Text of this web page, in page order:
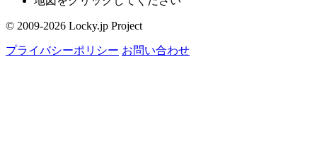
© 2009-2026 Locky.jp Project
プライバシーポリシー お問い合わせ